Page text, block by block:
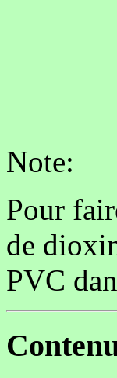
Note:
Pour
de
PVC